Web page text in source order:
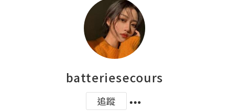
batteriesecours
追蹤